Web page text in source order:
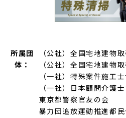
所属団
体：
（公社）全国宅地建物
（公社）全国宅地建物
（一社）特殊案件施工
（一社）日本顧問介護
東京都警察官友の会
暴力団追放運動推進都